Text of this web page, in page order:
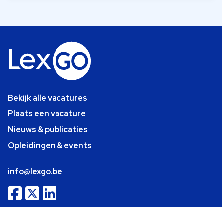
Bekijk alle vacatures
Plaats een vacature
Nieuws & publicaties
Opleidingen & events
info@lexgo.be